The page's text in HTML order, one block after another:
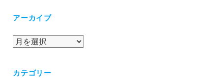
アーカイブ
ア
イ
カテゴリー